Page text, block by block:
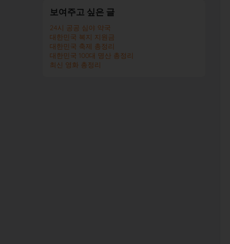
보여주고 싶은 글
24시 공공 심야 약국
대한민국 복지 지원금
대한민국 축제 총정리
대한민국 100대 명산 총정리
최신 영화 총정리